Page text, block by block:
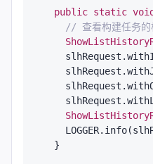
public static void
// 查看构建任务的
  }